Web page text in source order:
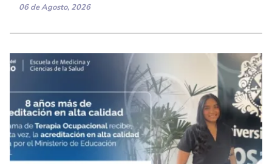
06 de Agosto, 2026